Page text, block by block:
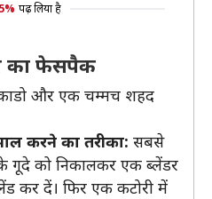
पढ़ लिया है
का फेसपैक
और एक चम्मच शहद
करने का तरीका: सबसे
गूदे को निकालकर एक ब्लेंडर
कर दें। फिर एक कटोरी में